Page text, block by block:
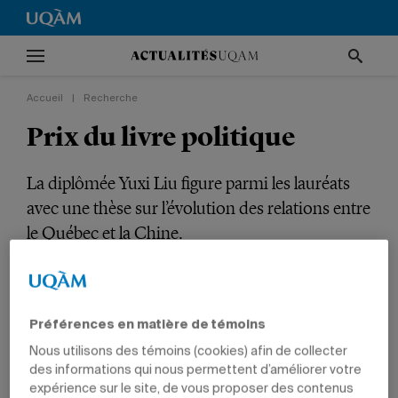
Accueil Recherche
Prix du livre politique
La diplômée Yuxi Liu figure parmi les lauréats
avec une thèse sur l’évolution des relations entre
le Québec et la Chine.
RECHERCHE
Préférences en matière de témoins
Nous utilisons des témoins (cookies) afin de collecter
des informations qui nous permettent d’améliorer votre
expérience sur le site, de vous proposer des contenus